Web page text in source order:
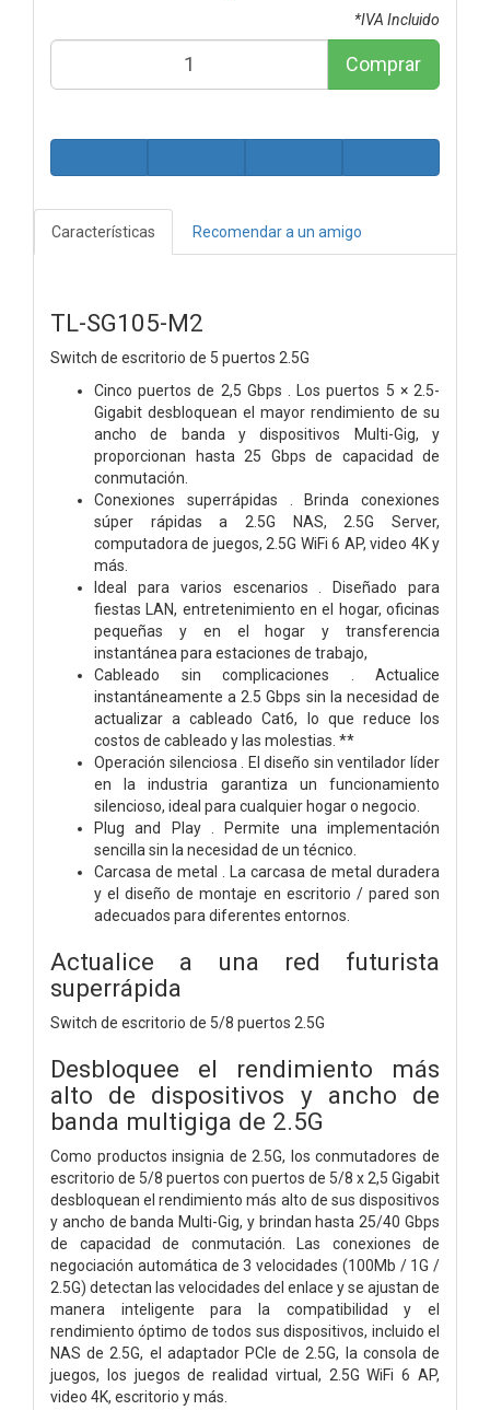
*IVA Incluido
Comprar
Características Recomendar a un amigo
TL-SG105-M2
Switch de escritorio de 5 puertos 2.5G
Cinco puertos de 2,5 Gbps . Los puertos 5 × 2.5-
Gigabit desbloquean el mayor rendimiento de su
ancho de banda y dispositivos Multi-Gig, y
proporcionan hasta 25 Gbps de capacidad de
conmutación.
Conexiones superrápidas . Brinda conexiones
súper rápidas a 2.5G NAS, 2.5G Server,
computadora de juegos, 2.5G WiFi 6 AP, video 4K y
más.
Ideal para varios escenarios . Diseñado para
fiestas LAN, entretenimiento en el hogar, oficinas
pequeñas y en el hogar y transferencia
instantánea para estaciones de trabajo,
Cableado sin complicaciones . Actualice
instantáneamente a 2.5 Gbps sin la necesidad de
actualizar a cableado Cat6, lo que reduce los
costos de cableado y las molestias. **
Operación silenciosa . El diseño sin ventilador líder
en la industria garantiza un funcionamiento
silencioso, ideal para cualquier hogar o negocio.
Plug and Play . Permite una implementación
sencilla sin la necesidad de un técnico.
Carcasa de metal . La carcasa de metal duradera
y el diseño de montaje en escritorio / pared son
adecuados para diferentes entornos.
Actualice a una red futurista
superrápida
Switch de escritorio de 5/8 puertos 2.5G
Desbloquee el rendimiento más
alto de dispositivos y ancho de
banda multigiga de 2.5G
Como productos insignia de 2.5G, los conmutadores de
escritorio de 5/8 puertos con puertos de 5/8 x 2,5 Gigabit
desbloquean el rendimiento más alto de sus dispositivos
y ancho de banda Multi-Gig, y brindan hasta 25/40 Gbps
de capacidad de conmutación. Las conexiones de
negociación automática de 3 velocidades (100Mb / 1G /
2.5G) detectan las velocidades del enlace y se ajustan de
manera inteligente para la compatibilidad y el
rendimiento óptimo de todos sus dispositivos, incluido el
NAS de 2.5G, el adaptador PCIe de 2.5G, la consola de
juegos, los juegos de realidad virtual, 2.5G WiFi 6 AP,
video 4K, escritorio y más.